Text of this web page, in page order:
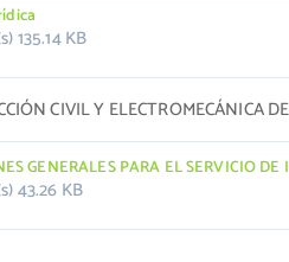
135.14 KB
CIVIL Y ELECTROMECÁNICA
GENERALES PARA EL SERVICIO
43.26 KB